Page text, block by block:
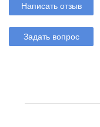
Написать отзыв
Задать вопрос